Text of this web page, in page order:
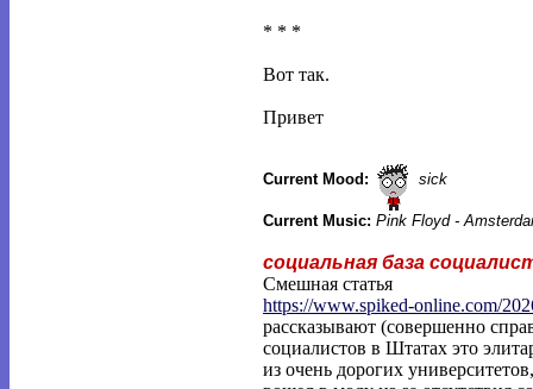
* * *
Вот так.
Привет
Current Mood: sick
Current Music: Pink Floyd -
социальная база
Смешная статья
https://www.spiked-online.com/
рассказывают (совершенно
социалистов в Штатах это
из очень дорогих